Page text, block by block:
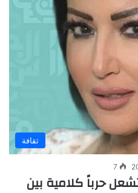
ثقافة
7
حرباً كلامية بين